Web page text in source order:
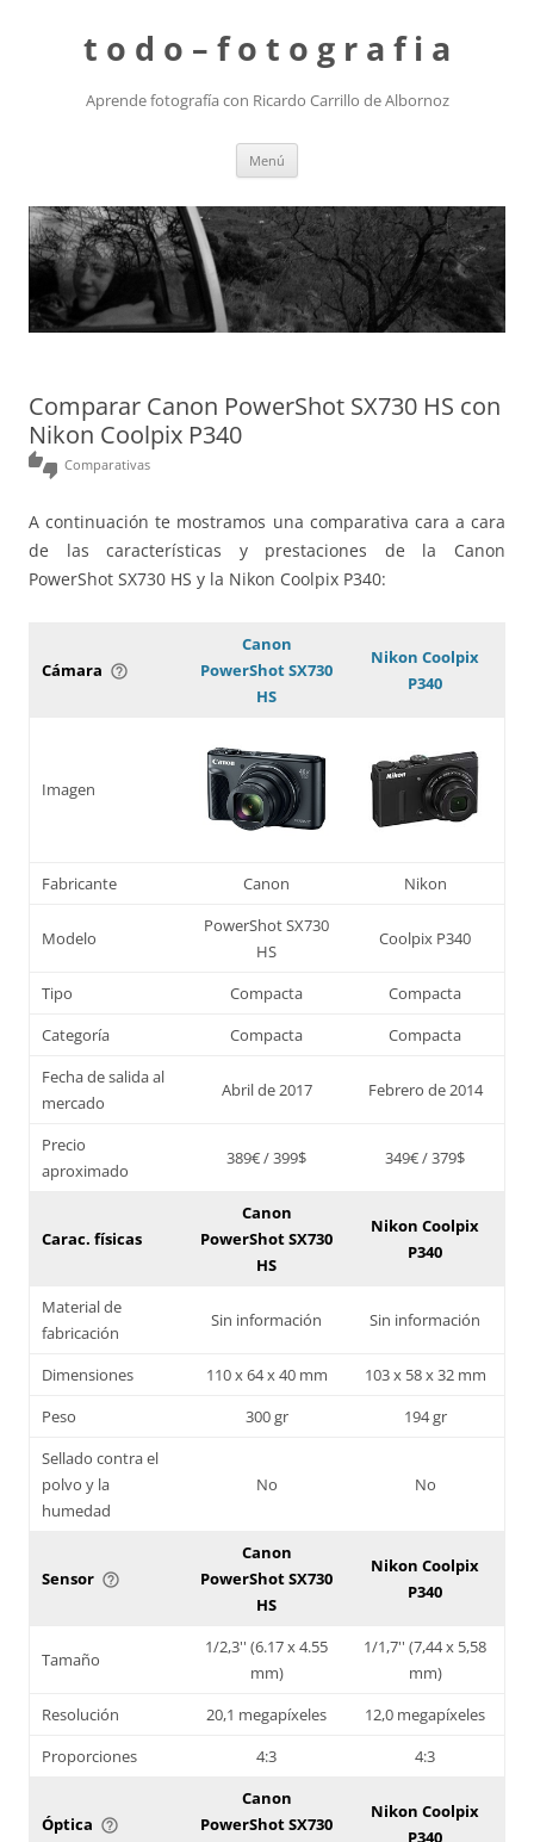
t o d o – f o t o g r a f i a
Aprende fotografía con Ricardo Carrillo de Albornoz
Menú
Comparar Canon PowerShot SX730 HS con
Nikon Coolpix P340
thumbs_up_down Comparativas
A continuación te mostramos una comparativa cara a cara
de las características y prestaciones de la Canon
PowerShot SX730 HS y la Nikon Coolpix P340:
Cámara help_outline
Canon
PowerShot SX730
HS
Nikon Coolpix
P340
Imagen
Fabricante Canon Nikon
Modelo
PowerShot SX730
HS
Coolpix P340
Tipo Compacta
Compacta
Categoría
Compacta
Compacta
Fecha de salida al
mercado
Abril de 2017 Febrero de 2014
Precio
aproximado
389€ / 399$ 349€ / 379$
Carac. físicas
Canon
PowerShot SX730
HS
Nikon Coolpix
P340
Material de
fabricación
Sin información Sin información
Dimensiones 110 x 64 x 40 mm
103 x 58 x 32 mm
Peso
300 gr
194 gr
Sellado contra el
polvo y la
humedad
No No
Sensor help_outline
Canon
PowerShot SX730
HS
Nikon Coolpix
P340
Tamaño
1/2,3'' (6.17 x 4.55
mm)
1/1,7'' (7,44 x 5,58
mm)
Resolución
20,1 megapíxeles
12,0 megapíxeles
Proporciones
4:3 4:3
Óptica help_outline
Canon
PowerShot SX730
Nikon Coolpix
P340